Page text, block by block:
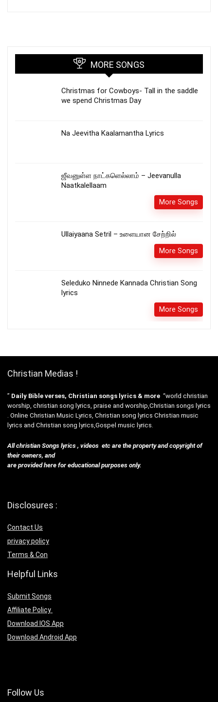
MORE SONGS
Christmas for Cowboys- Tall in the saddle
we spend Christmas Day
Na Jeevitha Kaalamantha Lyrics
ஜீவனுள்ள நாட்களெல்லாம் – Jeevanulla
Naatkalellaam
More Songs
Ullaiyaana Setril – உளையான சேற்றில்
More Songs
Seleduko Ninnede Kannada Christian Song
lyrics
More Songs
Christian Medias !
” Daily Bible verses, Christian songs lyrics & more “world christian
worship, christian song lyrics, praise and worship,Christian songs lyrics
. Online Christian Music Lyrics, Christian song lyrics Christian music
lyrics and Christian song lyrics,Gospel music lyrics.
All christian Songs lyrics , videos etc are the property and copyright of
their owners, and
are provided here for educational purposes only.
Disclosures :
Contact Us
privacy policy
Terms & Con
Helpful Links
Submit Songs
Affiliate Policy
Download IOS App
Download Android App
Follow Us